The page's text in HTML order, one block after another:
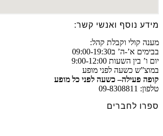
מידע נוסף ואנשי קשר:
מענה קולי וקבלת קהל:
בבימים א’-ה’ ב09:00-19:30
יום ו’ בין השעות 9:00-12:00
במוצ”ש כשעה לפני מופע
קופה פעילה– כשעה לפני כל מופע
טלפון: 09-8308811
ספרו לחברים